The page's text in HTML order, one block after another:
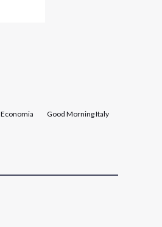
Economia Good Morning Italy